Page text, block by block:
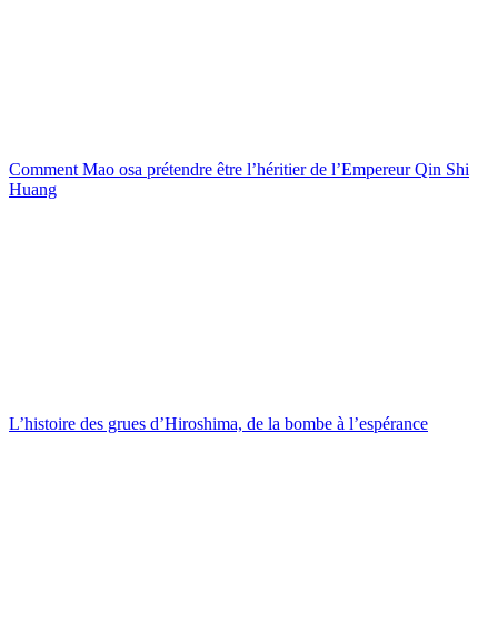
Comment Mao osa prétendre être l’héritier de l’Empereur Qin Shi
Huang
L’histoire des grues d’Hiroshima, de la bombe à l’espérance